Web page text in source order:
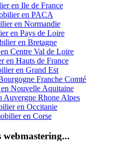
en Ile de France
en PACA
en Normandie
en Pays de Loire
en Bretagne
Centre Val de Loire
en Hauts de France
en Grand Est
Franche Comté
Nouvelle Aquitaine
Auvergne Rhone Alpes
en Occitanie
en Corse
webmastering...